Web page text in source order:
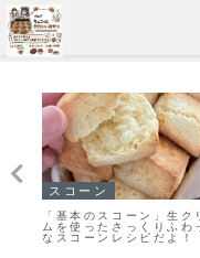
クッキー
「おやつ何がいい？」あ
いう間になくなります♡
はるみさんの塩クッキー
メニュー